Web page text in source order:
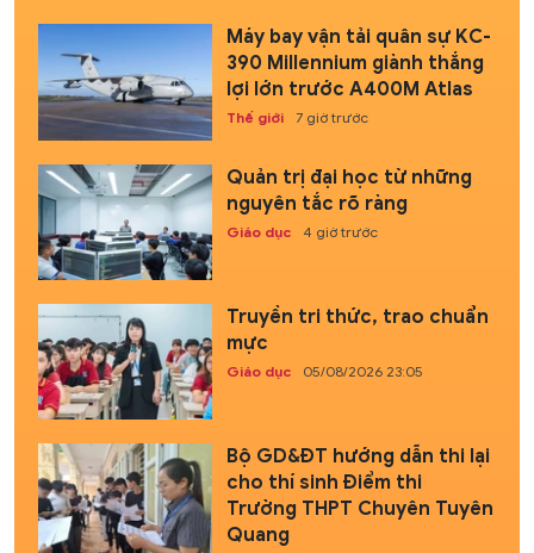
Máy bay vận tải quân sự KC-
390 Millennium giành thắng
lợi lớn trước A400M Atlas
Thế giới 7 giờ trước
Quản trị đại học từ những
nguyên tắc rõ ràng
Giáo dục 4 giờ trước
Truyền tri thức, trao chuẩn
mực
Giáo dục 05/08/2026 23:05
Bộ GD&ĐT hướng dẫn thi lại
cho thí sinh Điểm thi
Trường THPT Chuyên Tuyên
Quang